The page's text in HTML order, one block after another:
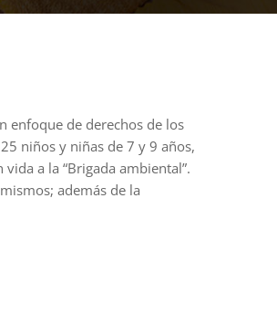
enfoque de derechos de los
niños y niñas de 7 y 9 años,
a la “Brigada ambiental”.
además de la